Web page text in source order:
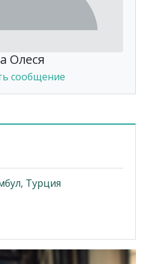
Олеся
сообщение
Турция